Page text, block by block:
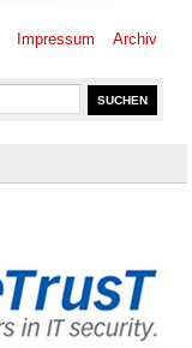
Impressum Archiv